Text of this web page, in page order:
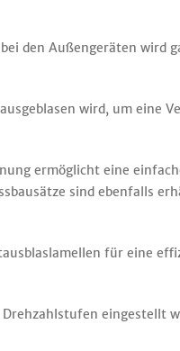
den Außengeräten wird
wird, um eine
ermöglicht eine
sind ebenfalls
für eine
eingestellt